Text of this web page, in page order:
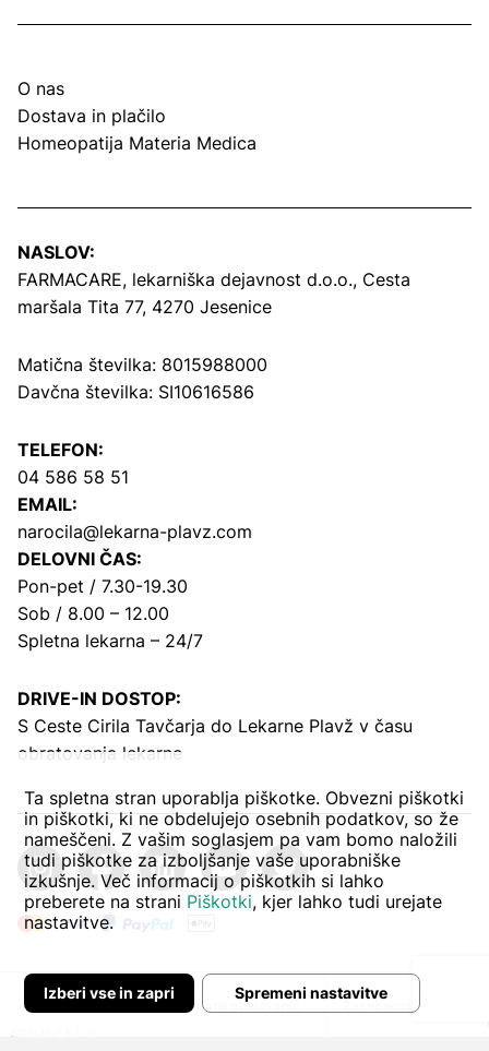
O nas
Dostava in plačilo
Homeopatija Materia Medica
NASLOV:
FARMACARE, lekarniška dejavnost d.o.o., Cesta
maršala Tita 77, 4270 Jesenice
Matična številka: 8015988000
Davčna številka: SI10616586
TELEFON:
04 586 58 51
EMAIL:
narocila@lekarna-plavz.com
DELOVNI ČAS:
Pon-pet / 7.30-19.30
Sob / 8.00 – 12.00
Spletna lekarna – 24/7
DRIVE-IN DOSTOP:
S Ceste Cirila Tavčarja do Lekarne Plavž v času
obratovanja lekarne
Avtor: Pogoji poslovanja Zasebnost in piškoti
Ta spletna stran uporablja piškotke. Obvezni piškotki
in piškotki, ki ne obdelujejo osebnih podatkov, so že
nameščeni. Z vašim soglasjem pa vam bomo naložili
tudi piškotke za izboljšanje vaše uporabniške
izkušnje. Več informacij o piškotkih si lahko
preberete na strani Piškotki, kjer lahko tudi urejate
nastavitve.
Spremeni nastavitve
Izberi vse in zapri